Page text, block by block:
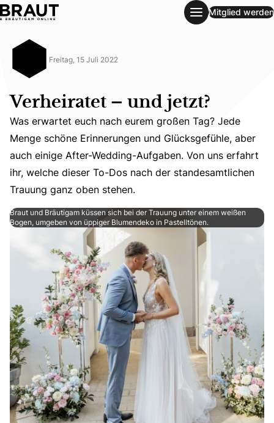
Mitglied werden
Freitag, 15 Juli 2022
Verheiratet – und jetzt?
Was erwartet euch nach eurem großen Tag? Jede
Was erwartet euch nach eurem großen Tag? Jede
Menge schöne Erinnerungen und Glücksgefühle, aber
auch einige After-Wedding-Aufgaben. Von uns erfahrt
ihr, welche dieser To-Dos nach der standesamtlichen
Trauung ganz oben stehen.
Braut und Bräutigam küssen sich bei der Trauung unter einem weißen
Bogen, umgeben von üppiger Blumendeko in Pastelltönen.